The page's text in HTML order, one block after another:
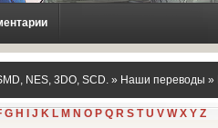
NES, 3DO, SCD. » Наши переводы »
G H J K L M N O P Q R S T U V W X Y Z